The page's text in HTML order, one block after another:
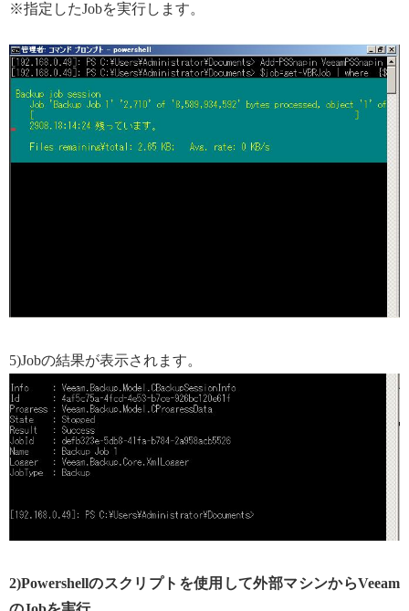
※指定したJobを実行します。
5)Jobの結果が表示されます。
2)Powershellのスクリプトを使用して外部マシンからVeeam